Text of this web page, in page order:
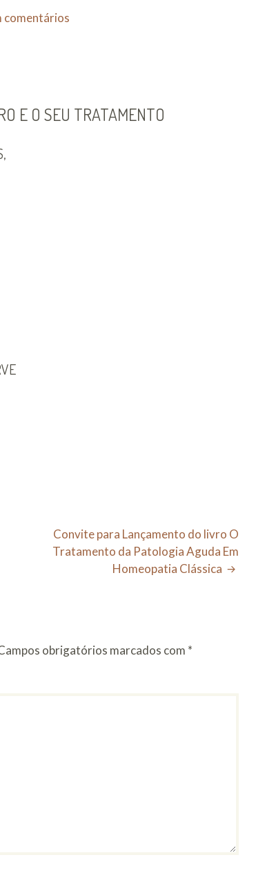
comentários
O
E O SEU TRATAMENTO
Convite para Lançamento do livro O
Tratamento da Patologia Aguda Em
Homeopatia Clássica
obrigatórios marcados com *